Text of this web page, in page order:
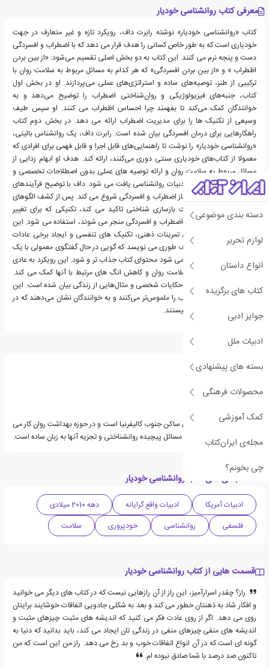
دسته بندی موضوعی
لوازم تحریر
انواع داستان
کتاب های برگزیده
جوایز ادبی
ادبیات ملل
بسته های پیشنهادی
محصولات فرهنگی
کمک آموزشی
مجله‌ی ایران‌کتاب
چی بخونم؟
معرفی کتاب روانشناسی خودیار
کتاب «روانشناسی خودیار» نوشته رابرت داف، رویکرد تازه و غیر متعارف در جهت
خودیاری است که به طور خاص کسانی را هدف قرار می دهد که با اضطراب و افسردگی
دست و پنجه نرم می کنند. این کتاب به دو بخش اصلی تقسیم می‌شود: «از بین بردن
اظطراب » و «از بین بردن افسردگی» که هر کدام به مسائل مربوط به سلامت روان با
ترکیبی از طنز، توصیه‌های ساده و استراتژی‌های عملی می‌پردازند. او در بخش اول
کتاب، جنبه‌های فیزیولوژیکی و روان‌شناختی اضطراب را توضیح می‌دهد و به
خوانندگان کمک می‌کند تا بفهمند چرا احساس اظطراب می کنند. او سپس طیف
وسیعی از تکنیک ها را برای مدیریت اضطراب ارائه می دهد. در بخش دوم کتاب
راهکارهایی برای درمان افسردگی بیان شده است. رابرت داف، یک روانشناس بالینی،
«روانشناسی خودیار» را نوشت تا راهنمایی‌های قابل اجرا و قابل فهمی برای افرادی که
معمولا از کتاب‌های خودیاری سنتی دوری می‌کنند، ارائه کند. هدف او ابهام زدایی از
مسائل مربوط به سلامت روان و ارائه توصیه های عملی بدون اصطلاحات تخصصی و
رسمی است که اغلب در ادبیات روانشناسی یافت می شود. داف با توضیح فرآیندهای
شناختی و رفتاری زمینه ساز اضطراب و افسردگی شروع می کند. پس از کشف الگوهای
مخرب منفی او بر اهمیت بازسازی شناختی تاکید می کند، تکنیکی که برای تغییر
الگوهای تفکر منفی که به اضطراب و افسردگی منجر می شوند، استفاده می شود. این
بازسازی شناختی از طریق تمرینات ذهنی، تکنیک های تنفسی و ایجاد برخی عادات
رفتاری انجام می شود. داف طوری می نویسد که گویی در حال گفتگوی معمولی با یک
دوست هستید، که باعث می شود محتوای کتاب جذاب تر و شود. این رویکرد به عادی
سازی مسائل مربوط به سلامت روان و کاهش انگ های مرتبط با آنها کمک می کند.
همچنین در سرتاسر کتاب حکایات شخصی و مثال‌هایی از زندگی بیان شده است. این
داستان‌ها تکنیک های کتاب را ملموس‌تر می‌کنند و به خوانندگان نشان می‌دهند که در
مبارزه با بیماری خود تنها نیستند.
درباره رابرت داف
دکتر رابرت داف روانشناس ساکن جنوب کالیفرنیا است و در حوزه بهداشت روان کار می
کند. تخصص او پیدا کردن مسائل پیچیده روانشناختی و تجزیه آنها به زبان ساده است.
دسته بندی های کتاب روانشناسی خودیار
ادبیات آمریکا ادبیات واقع گرایانه
دهه 2010 میلادی
فلسفی
روانشناسی خودپروری سلامت
قسمت هایی از کتاب روانشناسی خودیار
راز؟ چقدر اسرارآمیز، این راز از آن رازهایی نیست که در کتاب های دیگر می خوانید
و افکار شاد به ذهنتان خطور می کند و بعد به شکلی جادویی اتفاقات خوشایند برایتان
روی می دهد. اگر از روی عادت فکر می کنید که اندیشه های مثبت چیزهای مثبت و
اندیشه های منفی چیزهای منفی در زندگی تان ایجاد می کند، باید بدانید که دنیا به
گونه ای است که در آن انواع اتفاقات خوب و بد رخ می دهد. راز من این است که من
تاکنون صد درصد با شما صادق نبوده ام.